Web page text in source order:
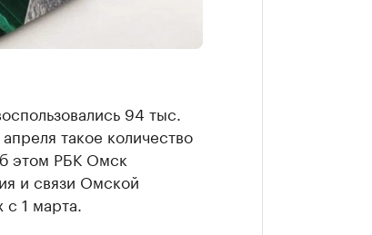
94 тыс.
такое количество
этом РБК Омск
и связи Омской
1 марта.